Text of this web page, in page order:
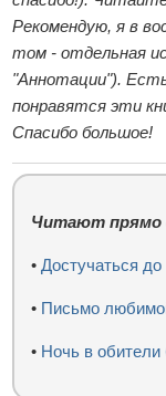
Рекомендую, я в
том - отдельная
"Аннотации").
понравятся эти
Спасибо большое!
Читают прямо
•Достучаться
• Письмо
• Ночь в обители